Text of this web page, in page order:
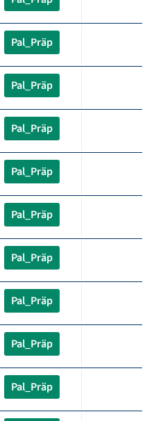
Pal_Präp
Pal_Präp
Pal_Präp
Pal_Präp
Pal_Präp
Pal_Präp
Pal_Präp
Pal_Präp
Pal_Präp